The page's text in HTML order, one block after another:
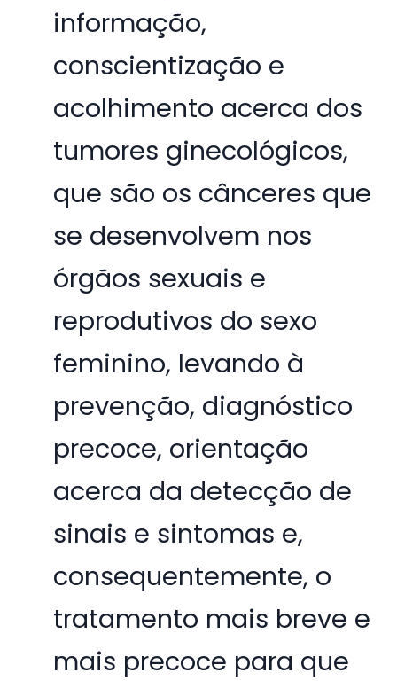
informação,
conscientização e
acolhimento acerca dos
tumores ginecológicos,
que são os cânceres que
se desenvolvem nos
órgãos sexuais e
reprodutivos do sexo
feminino, levando à
prevenção, diagnóstico
precoce, orientação
acerca da detecção de
sinais e sintomas e,
consequentemente, o
tratamento mais breve e
mais precoce para que